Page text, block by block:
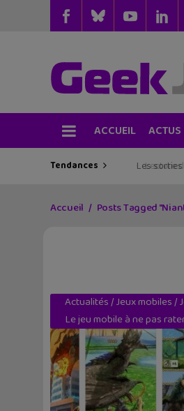
ACCUEIL ACTUS
Tendances Les sorties
Accueil Posts Tagged
Actualités/Jeux mobiles/
Le jeu mobile à ne pas